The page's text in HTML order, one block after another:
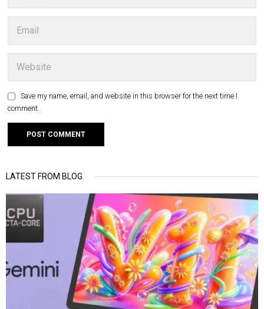
Save my name, email, and website in this browser for the next time I
comment.
LATEST FROM BLOG